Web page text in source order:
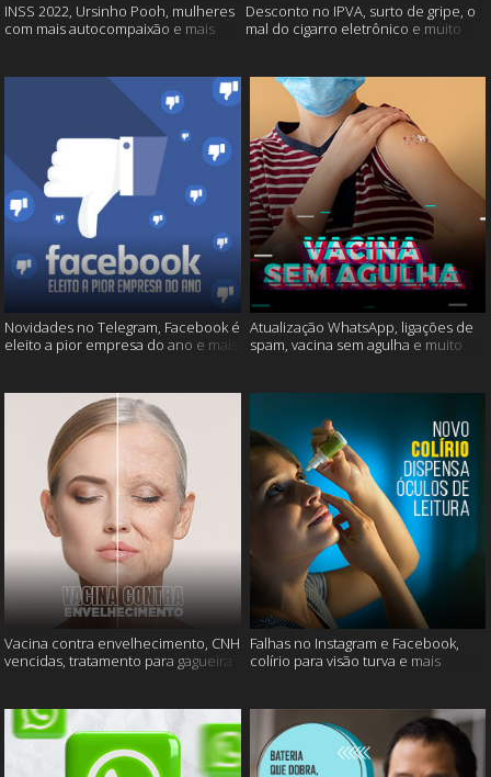
INSS 2022, Ursinho Pooh, mulheres
com mais autocompaixão e mais
Desconto no IPVA, surto de gripe, o
mal do cigarro eletrônico e muito
Novidades no Telegram, Facebook é
eleito a pior empresa do ano e mais
Atualização WhatsApp, ligações de
spam, vacina sem agulha e muito
Vacina contra envelhecimento, CNH
vencidas, tratamento para gagueira
Falhas no Instagram e Facebook,
colírio para visão turva e mais